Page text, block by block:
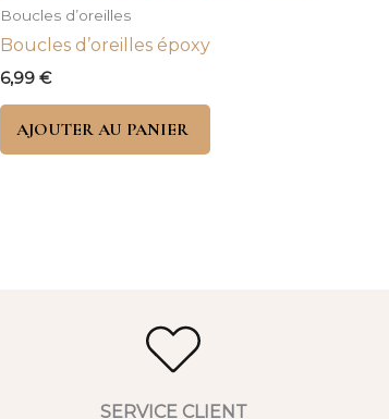
Boucles d’oreilles
Boucles d’oreilles époxy
6,99 €
AJOUTER AU PANIER
SERVICE CLIENT